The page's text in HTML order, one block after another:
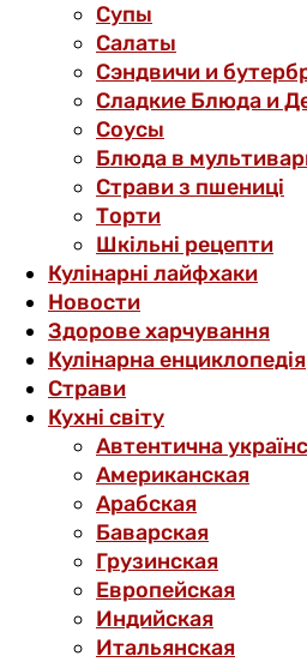
Супы
Салаты
Сэндвичи и
Сладкие Блюда и
Соусы
Блюда в
Страви з пшениці
Торти
Шкільні рецепти
Кулінарні лайфхаки
Новости
Здорове харчування
Кулінарна енциклопедія
Страви
Кухні світу
Автентична
Американская
Арабская
Баварская
Грузинская
Европейская
Индийская
Итальянская